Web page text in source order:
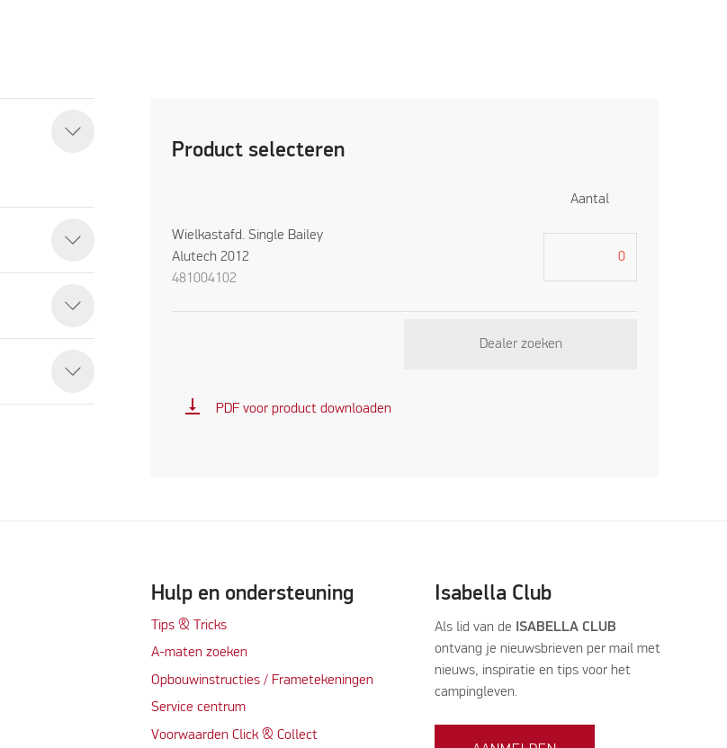
Product selecteren
Aantal
Wielkastafd. Single Bailey
Alutech 2012
481004102
Dealer zoeken
vertical_align_bottom PDF voor product downloaden
Hulp en ondersteuning
Tips & Tricks
A-maten zoeken
Opbouwinstructies / Frametekeningen
Service centrum
Voorwaarden Click & Collect
Isabella Club
Als lid van de ISABELLA CLUB
ontvang je nieuwsbrieven per mail met
nieuws, inspiratie en tips voor het
campingleven.